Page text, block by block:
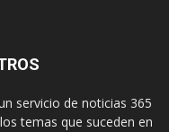
servicio de noticias 365
temas que suceden en